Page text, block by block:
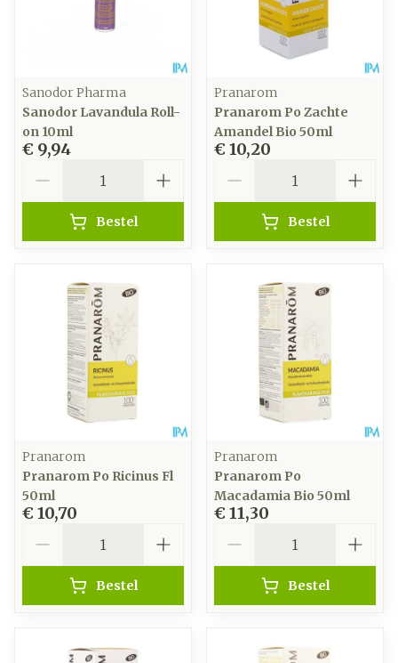
Sanodor Pharma
Sanodor Lavandula Roll-
on 10ml
€ 9,94
Bestel
Pranarom
Pranarom Po Zachte
Amandel Bio 50ml
€ 10,20
Bestel
Pranarom
Pranarom Po Ricinus Fl
50ml
€ 10,70
Bestel
Pranarom
Pranarom Po
Macadamia Bio 50ml
€ 11,30
Bestel